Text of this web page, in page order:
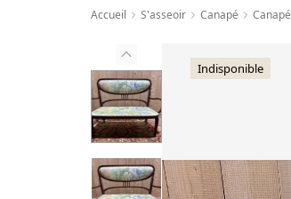
Accueil S'asseoir Canapé
Indisponible